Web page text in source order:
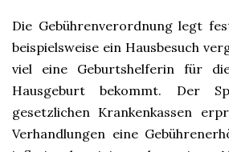
Die Gebührenverordnung legt
beispielsweise ein Hausbesuch
viel eine Geburtshelferin für
Hausgeburt bekommt. Der
gesetzlichen Krankenkassen
Verhandlungen eine